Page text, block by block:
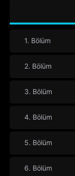
1. Bölüm
2. Bölüm
3. Bölüm
4. Bölüm
5. Bölüm
6. Bölüm